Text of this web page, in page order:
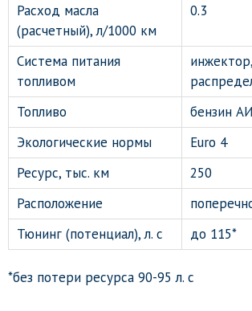
Расход масла
(расчетный), л/1000 км
0.3
Система питания
топливом
инжектор,
Топливо
бензин
Экологические нормы
Euro 4
Ресурс, тыс. км
250
Расположение
Тюнинг (потенциал), л. с
до 115*
*без потери ресурса 90-95 л. с